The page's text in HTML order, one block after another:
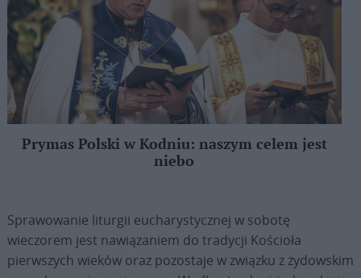
Prymas Polski w Kodniu: naszym celem jest
niebo
Sprawowanie liturgii eucharystycznej w sobotę
wieczorem jest nawiązaniem do tradycji Kościoła
pierwszych wieków oraz pozostaje w związku z żydowskim